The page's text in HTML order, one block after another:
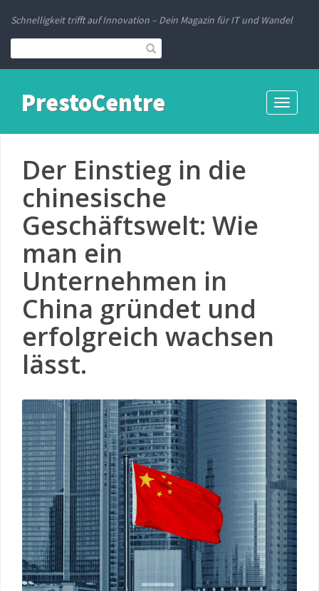
Schnelligkeit trifft auf Innovation – Dein Magazin für IT und Wandel
Toggle
PrestoCentre
Der Einstieg in die
chinesische
Geschäftswelt: Wie
man ein
Unternehmen in
China gründet und
erfolgreich wachsen
lässt.